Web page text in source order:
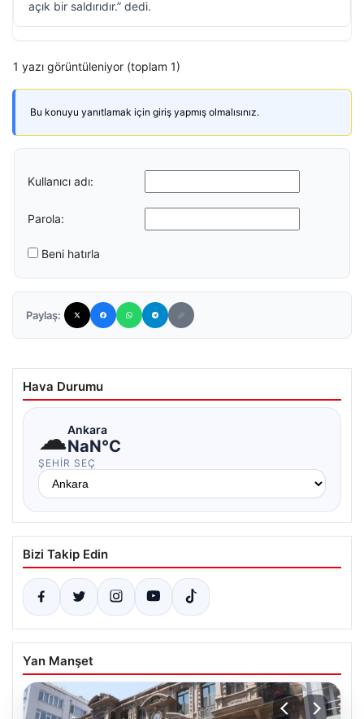
açık bir saldırıdır.” dedi.
1 yazı görüntüleniyor (toplam 1)
Bu konuyu yanıtlamak için giriş yapmış olmalısınız.
Kullanıcı adı:
Parola:
Beni hatırla
Paylaş:
Hava Durumu
☁Ankara
NaN°C
ŞEHIR SEÇ
Bizi Takip Edin
Yan Manşet